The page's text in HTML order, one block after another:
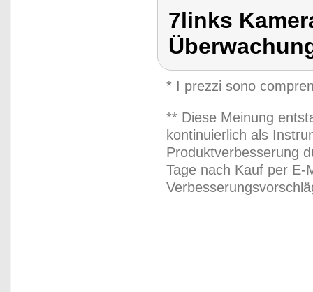
7links
* I prezzi sono
** Diese Meinung
kontinuierlich als
Produktverbesserung
Tage nach Kauf per E-